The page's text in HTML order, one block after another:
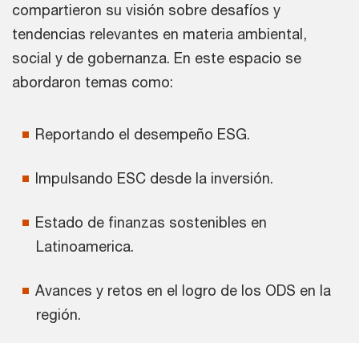
compartieron su visión sobre desafíos y
tendencias relevantes en materia ambiental,
social y de gobernanza. En este espacio se
abordaron temas como:
Reportando el desempeño ESG.
Impulsando ESC desde la inversión.
Estado de finanzas sostenibles en
Latinoamerica.
Avances y retos en el logro de los ODS en la
región.